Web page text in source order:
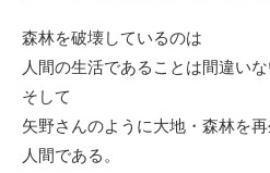
森林を破壊しているのは
人間の生活であることは間違いな
そして
矢野さんのように大地・森林を
人間である。